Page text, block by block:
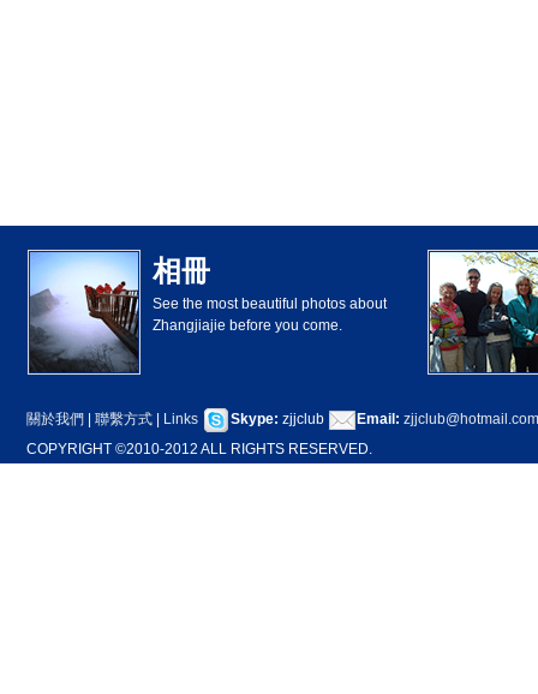
相冊
See the most beautiful photos about
Zhangjiajie before you come.
關於我們 聯繫方式 Links Skype: zjjclub Email: zjjclub@hotmail.com
COPYRIGHT ©2010-2012 ALL RIGHTS RESERVED.